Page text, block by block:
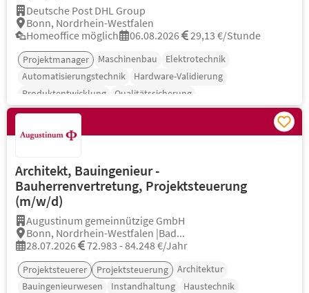
Deutsche Post DHL Group
Bonn, Nordrhein-Westfalen
Homeoffice möglich
06.08.2026 29,13 €/Stunde
Projektmanager Maschinenbau
Elektrotechnik
Automatisierungstechnik
Hardware-Validierung
Produktentwicklung
Qualitätssicherung
Architekt, Bauingenieur -
Bauherrenvertretung, Projektsteuerung
(m/w/d)
Augustinum gemeinnützige GmbH
Bonn, Nordrhein-Westfalen |Bad...
28.07.2026
72.983 - 84.248 €/Jahr
Projektsteuerer Projektsteuerung
Architektur
Bauingenieurwesen
Instandhaltung
Haustechnik